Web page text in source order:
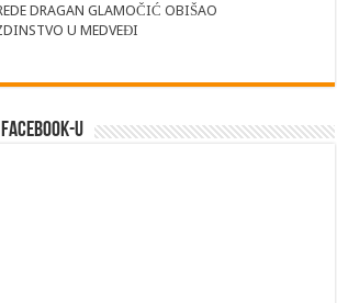
DRAGAN GLAMOČIĆ OBIŠAO
U MEDVEĐI
u